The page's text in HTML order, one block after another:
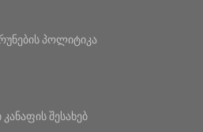
პოლიტიკა
შესახებ